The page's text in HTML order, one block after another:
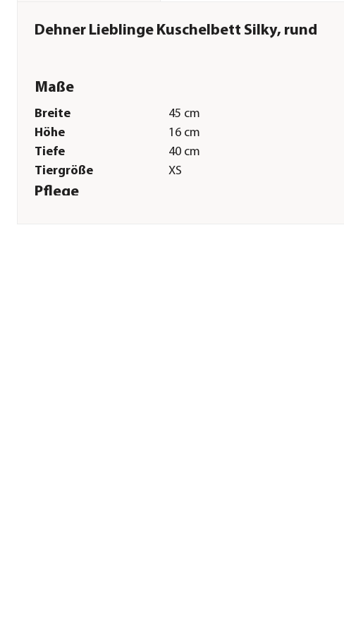
Dehner Lieblinge Kuschelbett Silky, rund
Maße
Breite
45 cm
Höhe
16 cm
Tiefe
40 cm
Tiergröße
XS
Pflege